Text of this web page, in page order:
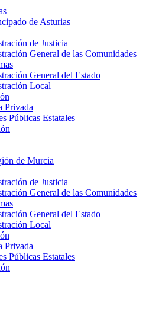
de Asturias
de Justicia
General de las Comunidades
General del Estado
Local
Privada
Públicas Estatales
de Murcia
de Justicia
General de las Comunidades
General del Estado
Local
Privada
Públicas Estatales